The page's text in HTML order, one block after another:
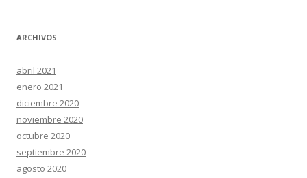
ARCHIVOS
abril 2021
enero 2021
diciembre 2020
noviembre 2020
octubre 2020
septiembre 2020
agosto 2020